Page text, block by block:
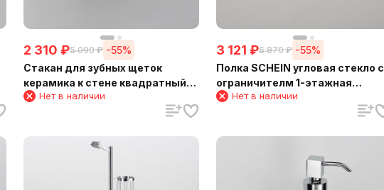
2 310 ₽5 090 ₽ -55%
Стакан для зубных щеток
керамика к стене квадратный
SCHEIN (123CS-R)
Нет в наличии
3 121 ₽6 870 ₽ -55%
Полка SCHEIN угловая стекло с
ограничителм 1-этажная
(NL1212B1)
Нет в наличии